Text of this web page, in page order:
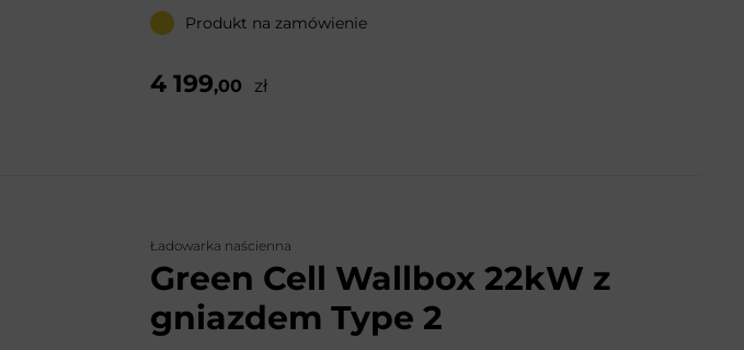
Produkt na zamówienie
4 199,00 zł
Ładowarka naścienna
Green Cell Wallbox 22kW z
gniazdem Type 2